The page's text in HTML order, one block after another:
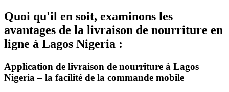
Quoi qu'il en soit, examinons les
avantages de la livraison de nourriture en
ligne à Lagos Nigeria :
Application de livraison de nourriture à Lagos
Nigeria – la facilité de la commande mobile